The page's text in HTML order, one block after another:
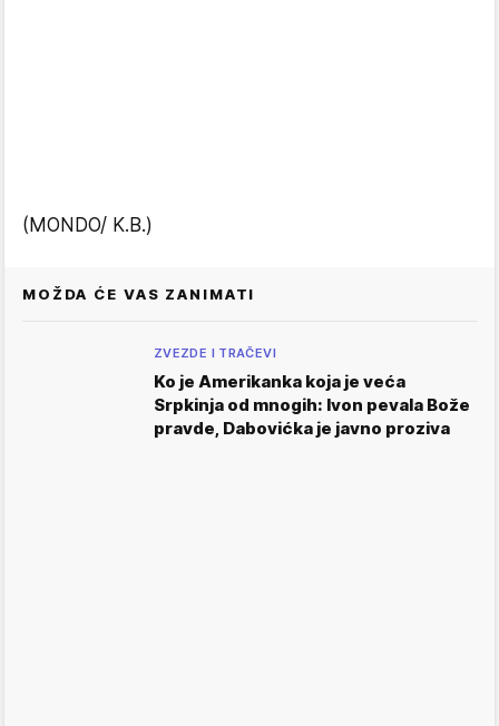
(MONDO/ K.B.)
MOŽDA ĆE VAS ZANIMATI
ZVEZDE I TRAČEVI
Ko je Amerikanka koja je veća
Srpkinja od mnogih: Ivon pevala Bože
pravde, Dabovićka je javno proziva